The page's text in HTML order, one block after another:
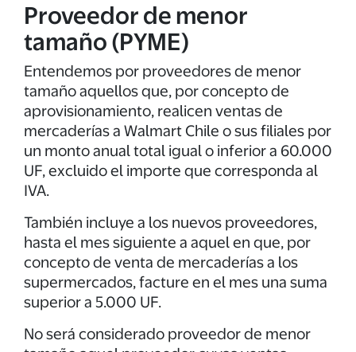
Proveedor de menor
tamaño (PYME)
Entendemos por proveedores de menor
tamaño aquellos que, por concepto de
aprovisionamiento, realicen ventas de
mercaderías a Walmart Chile o sus filiales por
un monto anual total igual o inferior a 60.000
UF, excluido el importe que corresponda al
IVA.
También incluye a los nuevos proveedores,
hasta el mes siguiente a aquel en que, por
concepto de venta de mercaderías a los
supermercados, facture en el mes una suma
superior a 5.000 UF.
No será considerado proveedor de menor